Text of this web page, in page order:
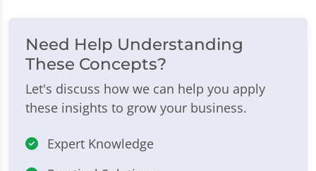
Need Help Understanding
These Concepts?
Let's discuss how we can help you apply
these insights to grow your business.
Expert Knowledge